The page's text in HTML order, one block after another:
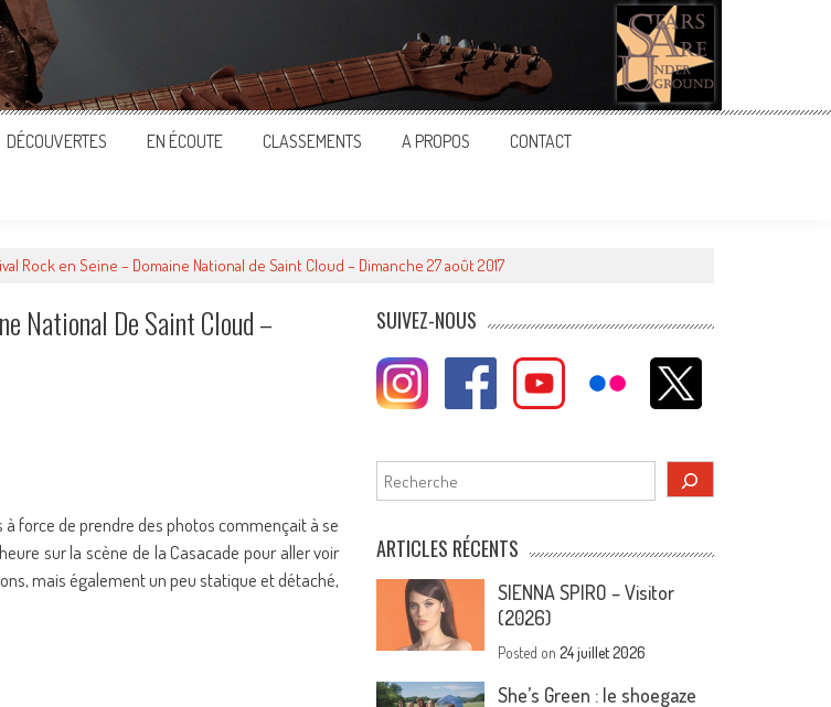
DÉCOUVERTES EN ÉCOUTE CLASSEMENTS A PROPOS CONTACT
Rock en Seine – Domaine National de Saint Cloud – Dimanche 27 août 2017
National De Saint Cloud –
force de prendre des photos commençait à se
sur la scène de la Casacade pour aller voir
mais également un peu statique et détaché,
SUIVEZ-NOUS
Rechercher
ARTICLES RÉCENTS
SIENNA SPIRO – Visitor
(2026)
Posted on24 juillet 2026
She’s Green : le shoegaze